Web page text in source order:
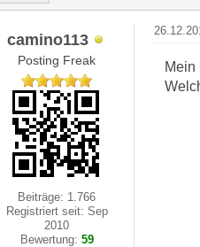
camino113
Posting Freak
Beiträge: 1.766
Registriert seit: Sep
2010
Bewertung: 59
Mein